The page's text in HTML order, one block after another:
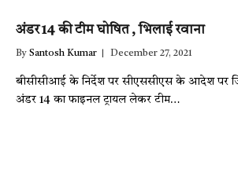
अंडर 14 की टीम घोषित , भिलाई रवाना
By Santosh Kumar December 27, 2021
बीसीसीआई के निर्देश पर सीएससीएस के आदेश पर
अंडर 14 का फाइनल ट्रायल लेकर टीम…